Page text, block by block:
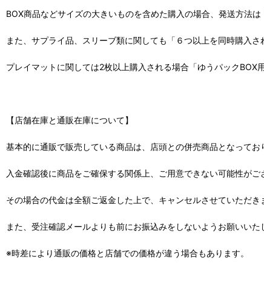
BOX商品などサイズの大きいものを含めた購入の場合、発送方法は
また、サプライ品、スリーブ類に関しても「６つ以上を同時購入
プレイマットに関しては2枚以上購入される場合「ゆうパックBOX
【店舗在庫と通販在庫について】
基本的に通販で販売している商品は、店頭との併売商品となって
入金確認後に商品をご確保する関係上、ご用意できない可能性がご
その場合の代金は全額ご返金した上で、キャンセルさせていただき
また、受注確認メールよりも前にお振込みをしないようお願いいた
※時差により通販の価格と店舗での価格が違う場合もあります。